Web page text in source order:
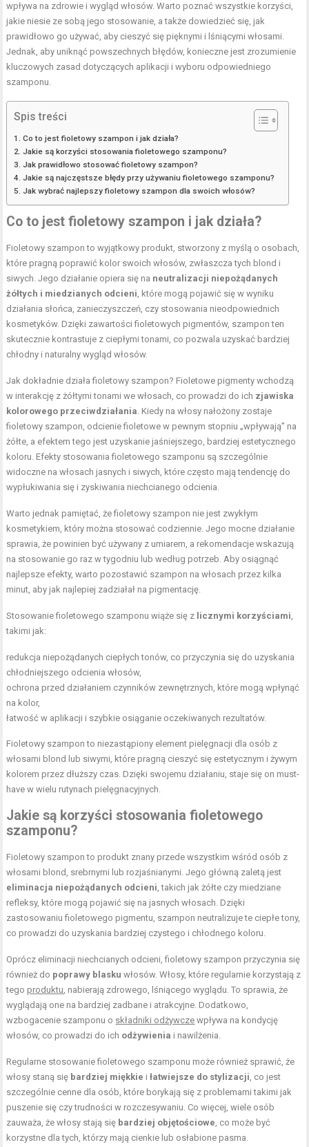
wpływa na zdrowie i wygląd włosów. Warto poznać wszystkie korzyści,
jakie niesie ze sobą jego stosowanie, a także dowiedzieć się, jak
prawidłowo go używać, aby cieszyć się pięknymi i lśniącymi włosami.
Jednak, aby uniknąć powszechnych błędów, konieczne jest zrozumienie
kluczowych zasad dotyczących aplikacji i wyboru odpowiedniego
szamponu.
Spis treści
Co to jest fioletowy szampon i jak działa?
Jakie są korzyści stosowania fioletowego szamponu?
Jak prawidłowo stosować fioletowy szampon?
Jakie są najczęstsze błędy przy używaniu fioletowego szamponu?
Jak wybrać najlepszy fioletowy szampon dla swoich włosów?
Co to jest fioletowy szampon i jak działa?
Fioletowy szampon to wyjątkowy produkt, stworzony z myślą o osobach,
które pragną poprawić kolor swoich włosów, zwłaszcza tych blond i
siwych. Jego działanie opiera się na neutralizacji niepożądanych
żółtych i miedzianych odcieni, które mogą pojawić się w wyniku
działania słońca, zanieczyszczeń, czy stosowania nieodpowiednich
kosmetyków. Dzięki zawartości fioletowych pigmentów, szampon ten
skutecznie kontrastuje z ciepłymi tonami, co pozwala uzyskać bardziej
chłodny i naturalny wygląd włosów.
Jak dokładnie działa fioletowy szampon? Fioletowe pigmenty wchodzą
w interakcję z żółtymi tonami we włosach, co prowadzi do ich zjawiska
kolorowego przeciwdziałania. Kiedy na włosy nałożony zostaje
fioletowy szampon, odcienie fioletowe w pewnym stopniu „wpływają” na
żółte, a efektem tego jest uzyskanie jaśniejszego, bardziej estetycznego
koloru. Efekty stosowania fioletowego szamponu są szczególnie
widoczne na włosach jasnych i siwych, które często mają tendencję do
wypłukiwania się i zyskiwania niechcianego odcienia.
Warto jednak pamiętać, że fioletowy szampon nie jest zwykłym
kosmetykiem, który można stosować codziennie. Jego mocne działanie
sprawia, że powinien być używany z umiarem, a rekomendacje wskazują
na stosowanie go raz w tygodniu lub według potrzeb. Aby osiągnąć
najlepsze efekty, warto pozostawić szampon na włosach przez kilka
minut, aby jak najlepiej zadziałał na pigmentację.
Stosowanie fioletowego szamponu wiąże się z licznymi korzyściami,
takimi jak:
redukcja niepożądanych ciepłych tonów, co przyczynia się do uzyskania
chłodniejszego odcienia włosów,
ochrona przed działaniem czynników zewnętrznych, które mogą wpłynąć
na kolor,
łatwość w aplikacji i szybkie osiąganie oczekiwanych rezultatów.
Fioletowy szampon to niezastąpiony element pielęgnacji dla osób z
włosami blond lub siwymi, które pragną cieszyć się estetycznym i żywym
kolorem przez dłuższy czas. Dzięki swojemu działaniu, staje się on must-
have w wielu rutynach pielęgnacyjnych.
Jakie są korzyści stosowania fioletowego
szamponu?
Fioletowy szampon to produkt znany przede wszystkim wśród osób z
włosami blond, srebrnymi lub rozjaśnianymi. Jego główną zaletą jest
eliminacja niepożądanych odcieni, takich jak żółte czy miedziane
refleksy, które mogą pojawić się na jasnych włosach. Dzięki
zastosowaniu fioletowego pigmentu, szampon neutralizuje te ciepłe tony,
co prowadzi do uzyskania bardziej czystego i chłodnego koloru.
Oprócz eliminacji niechcianych odcieni, fioletowy szampon przyczynia się
również do poprawy blasku włosów. Włosy, które regularnie korzystają z
tego produktu, nabierają zdrowego, lśniącego wyglądu. To sprawia, że
wyglądają one na bardziej zadbane i atrakcyjne. Dodatkowo,
wzbogacenie szamponu o składniki odżywcze wpływa na kondycję
włosów, co prowadzi do ich odżywienia i nawilżenia.
Regularne stosowanie fioletowego szamponu może również sprawić, że
włosy staną się bardziej miękkie iłatwiejsze do stylizacji, co jest
szczególnie cenne dla osób, które borykają się z problemami takimi jak
puszenie się czy trudności w rozczesywaniu. Co więcej, wiele osób
zauważa, że włosy stają się bardziej objętościowe, co może być
korzystne dla tych, którzy mają cienkie lub osłabione pasma.